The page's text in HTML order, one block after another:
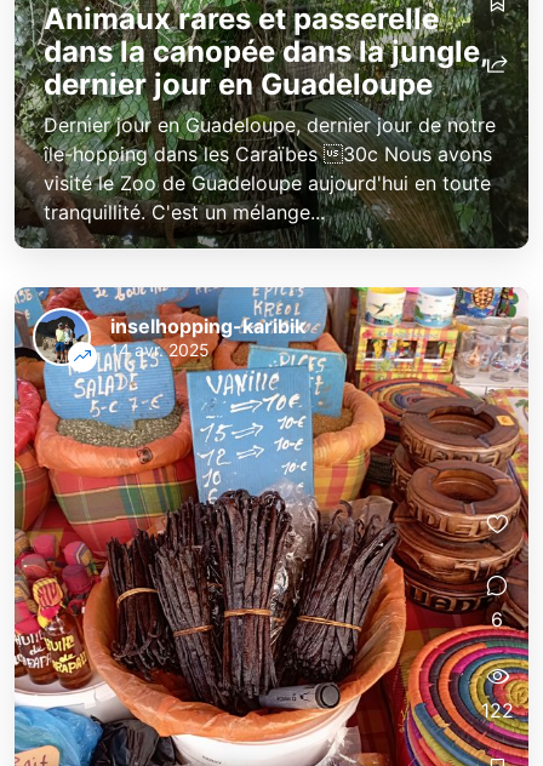
Animaux rares et passerelle
dans la canopée dans la jungle,
dernier jour en Guadeloupe
Dernier jour en Guadeloupe, dernier jour de notre
île-hopping dans les Caraïbes 30c Nous avons
visité le Zoo de Guadeloupe aujourd'hui en toute
tranquillité. C'est un mélange...
inselhopping-karibik
14 avr. 2025
6
122